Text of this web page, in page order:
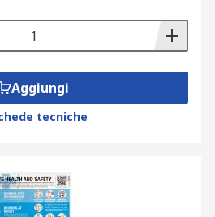
Aggiungi
tecniche